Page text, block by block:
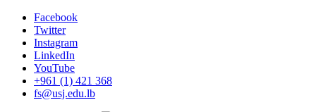
Facebook
Twitter
Instagram
LinkedIn
YouTube
+961 (1) 421 368
fs@usj.edu.lb